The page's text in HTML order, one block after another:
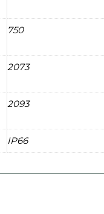
750
2073
2093
IP66